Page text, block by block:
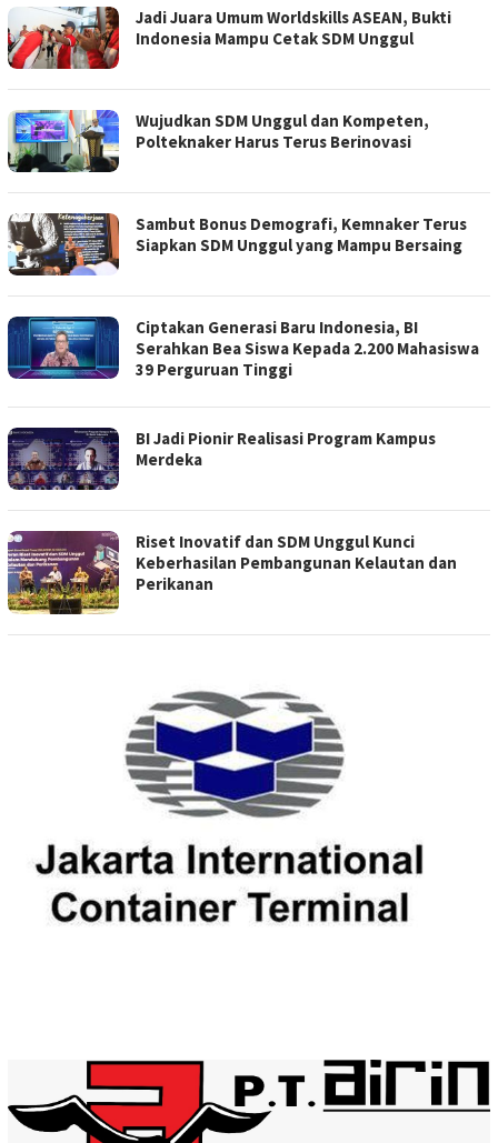
Jadi Juara Umum Worldskills ASEAN, Bukti
Indonesia Mampu Cetak SDM Unggul
Wujudkan SDM Unggul dan Kompeten,
Polteknaker Harus Terus Berinovasi
Sambut Bonus Demografi, Kemnaker Terus
Siapkan SDM Unggul yang Mampu Bersaing
Ciptakan Generasi Baru Indonesia, BI
Serahkan Bea Siswa Kepada 2.200 Mahasiswa
39 Perguruan Tinggi
BI Jadi Pionir Realisasi Program Kampus
Merdeka
Riset Inovatif dan SDM Unggul Kunci
Keberhasilan Pembangunan Kelautan dan
Perikanan